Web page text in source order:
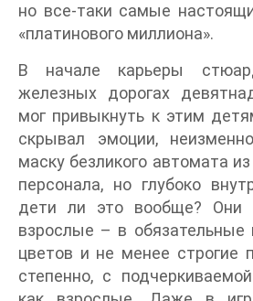
но все-таки самые
«платинового миллиона».
В начале карьеры
железных дорогах
мог привыкнуть к этим
скрывал эмоции,
маску безликого автомата
персонала, но глубоко
дети ли это вообще? Они
взрослые – в обязательные
цветов и не менее строгие
степенно, с